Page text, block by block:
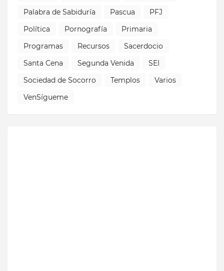
Palabra de Sabiduría
Pascua
PFJ
Política
Pornografía
Primaria
Programas
Recursos
Sacerdocio
Santa Cena
Segunda Venida
SEI
Sociedad de Socorro
Templos
Varios
VenSígueme